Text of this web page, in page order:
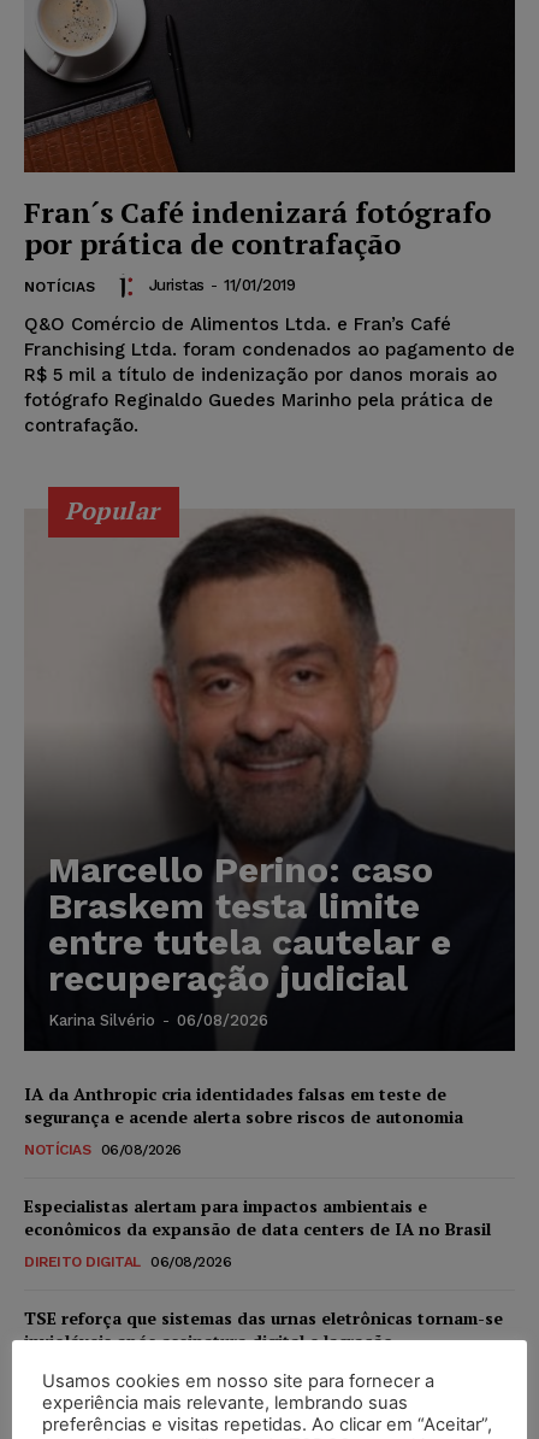
Fran´s Café indenizará fotógrafo
por prática de contrafação
NOTÍCIAS Juristas - 11/01/2019
Q&O Comércio de Alimentos Ltda. e Fran’s Café
Franchising Ltda. foram condenados ao pagamento de
R$ 5 mil a título de indenização por danos morais ao
fotógrafo Reginaldo Guedes Marinho pela prática de
contrafação.
Popular
Marcello Perino: caso
Braskem testa limite
entre tutela cautelar e
recuperação judicial
Karina Silvério - 06/08/2026
IA da Anthropic cria identidades falsas em teste de
segurança e acende alerta sobre riscos de autonomia
NOTÍCIAS 06/08/2026
Especialistas alertam para impactos ambientais e
econômicos da expansão de data centers de IA no Brasil
DIREITO DIGITAL 06/08/2026
TSE reforça que sistemas das urnas eletrônicas tornam-se
invioláveis após assinatura digital e lacração
NOTÍCIAS 06/08/2026
STF inicia julgamento sobre constitucionalidade da
Usamos cookies em nosso site para fornecer a
experiência mais relevante, lembrando suas
preferências e visitas repetidas. Ao clicar em “Aceitar”,